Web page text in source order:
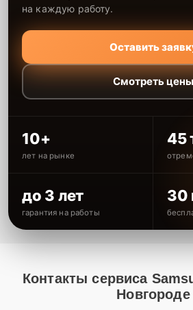
на каждую работу.
Оставить
Смотреть цены
10+
лет на рынке
45
до 3 лет
гарантия на работы
30
Контакты сервиса
Новгороде